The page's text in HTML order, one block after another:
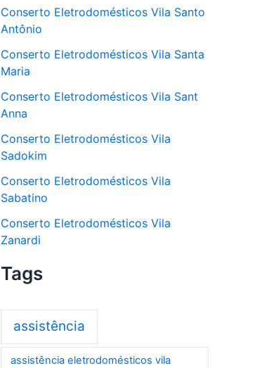
Conserto Eletrodomésticos Vila Santo
Antônio
Conserto Eletrodomésticos Vila Santa
Maria
Conserto Eletrodomésticos Vila Sant
Anna
Conserto Eletrodomésticos Vila
Sadokim
Conserto Eletrodomésticos Vila
Sabatino
Conserto Eletrodomésticos Vila
Zanardi
Tags
assistência
assistência eletrodomésticos vila